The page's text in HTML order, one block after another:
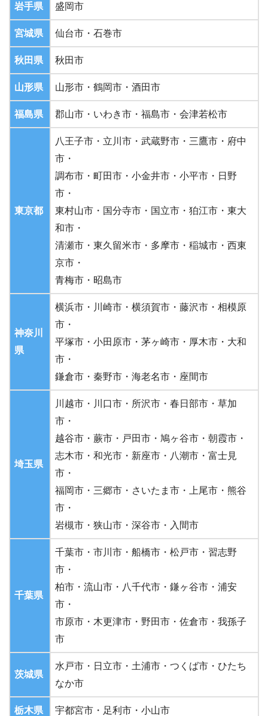
岩手県 盛岡市
宮城県 仙台市・石巻市
秋田県 秋田市
山形県 山形市・鶴岡市・酒田市
福島県 郡山市・いわき市・福島市・会津若松市
東京都
八王子市・立川市・武蔵野市・三鷹市・府中
市・
調布市・町田市・小金井市・小平市・日野
市・
東村山市・国分寺市・国立市・狛江市・東大
和市・
清瀬市・東久留米市・多摩市・稲城市・西東
京市・
青梅市・昭島市
神奈川
県
横浜市・川崎市・横須賀市・藤沢市・相模原
市・
平塚市・小田原市・茅ヶ崎市・厚木市・大和
市・
鎌倉市・秦野市・海老名市・座間市
埼玉県
川越市・川口市・所沢市・春日部市・草加
市・
越谷市・蕨市・戸田市・鳩ヶ谷市・朝霞市・
志木市・和光市・新座市・八潮市・富士見
市・
福岡市・三郷市・さいたま市・上尾市・熊谷
市・
岩槻市・狭山市・深谷市・入間市
千葉県
千葉市・市川市・船橋市・松戸市・習志野
市・
柏市・流山市・八千代市・鎌ヶ谷市・浦安
市・
市原市・木更津市・野田市・佐倉市・我孫子
市
茨城県
水戸市・日立市・土浦市・つくば市・ひたち
なか市
栃木県 宇都宮市・足利市・小山市